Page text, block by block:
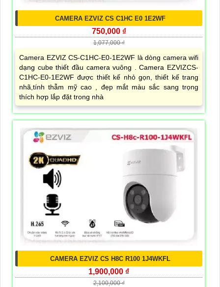
CAMERA EZVIZ CS C1HC E0 1E2WF
750,000 ₫
1,077,000 ₫
Camera EZVIZ CS-C1HC-E0-1E2WF là dòng camera wifi
dạng cube thiết đầu camera vuông . Camera EZVIZCS-
C1HC-E0-1E2WF được thiết kế nhỏ gọn, thiết kế trang
nhã,tính thẫm mỹ cao , đẹp mắt màu sắc sang trọng
thích hợp lắp đặt trong nhà
CAMERA EZVIZ CS H8C R100 1J4WKFL
1,900,000 ₫
2,100,000 ₫